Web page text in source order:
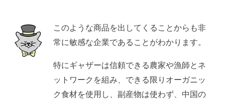
このような商品を出してくることからも非
常に敏感な企業であることがわかります。
特にギャザーは信頼できる農家や漁師とネ
ットワークを組み、できる限りオーガニッ
ク食材を使用し、副産物は使わず、中国の